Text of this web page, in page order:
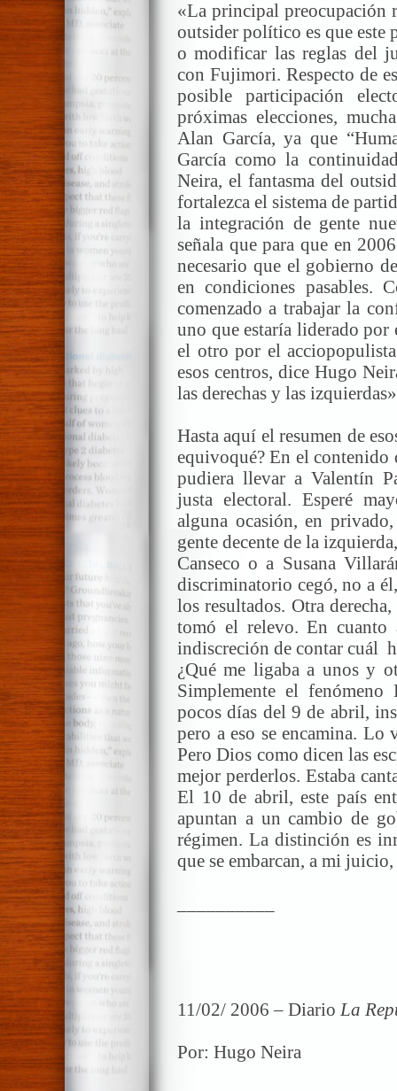
«La principal preocupación
outsider político es que este
o modificar las reglas del
con Fujimori. Respecto de
posible participación
próximas elecciones,
Alan García, ya que
García como la
Neira, el fantasma del
fortalezca el sistema de
la integración de gente
señala que para que en
necesario que el gobierno
en condiciones pasables.
comenzado a trabajar la
uno que estaría liderado
el otro por el
esos centros, dice Hugo
las derechas y las
Hasta aquí el resumen de
equivoqué? En el contenido
pudiera llevar a Valentín
justa electoral. Esperé
alguna ocasión, en
gente decente de la
Canseco o a Susana
discriminatorio cegó, no a
los resultados. Otra
tomó el relevo. En
indiscreción de contar cuál
¿Qué me ligaba a unos y
Simplemente el
pocos días del 9 de abril,
pero a eso se encamina. Lo
Pero Dios como dicen las
mejor perderlos. Estaba
El 10 de abril, este país
apuntan a un cambio de
régimen. La distinción es
que se embarcan, a mi
11/02/ 2006 – Diario La
Por: Hugo Neira